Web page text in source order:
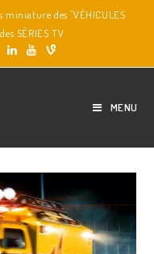
miniature des "VÉHICULES
SÉRIES TV
MENU